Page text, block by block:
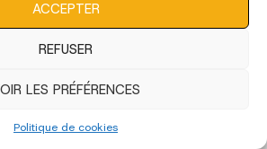
ACCEPTER
REFUSER
LES PRÉFÉRENCES
Politique de cookies